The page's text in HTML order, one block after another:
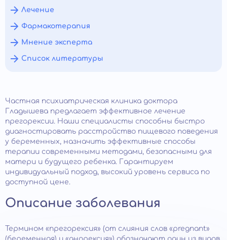
Лечение
Фармакотерапия
Мнение эксперта
Список литературы
Частная психиатрическая клиника доктора
Гладышева предлагает эффективное лечение
прегорексии. Наши специалисты способны быстро
диагностировать расстройство пищевого поведения
у беременных, назначить эффективные способы
терапии современными методами, безопасными для
матери и будущего ребенка. Гарантируем
индивидуальный подход, высокий уровень сервиса по
доступной цене.
Описание заболевания
Термином «прегорексия» (от слияния слов «pregnant»